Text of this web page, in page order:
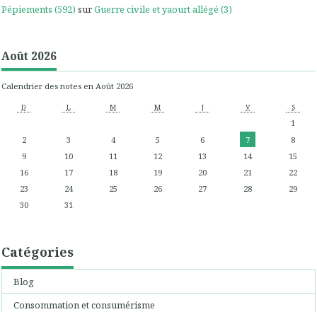
Pépiements (592) surGuerre civile et yaourt allégé (3)
Août 2026
Calendrier des notes en Août 2026
D L M M J V S
1
2
3 4 5 6 7
8
9
10 11 12 13 14
15
16
17 18 19 20 21
22
23
24 25 26 27 28
29
30
31
Catégories
Blog
Consommation et consumérisme